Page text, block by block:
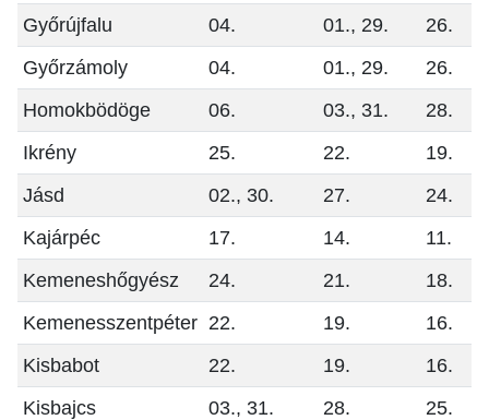
Győrújfalu
04. 01., 29.
26.
Győrzámoly
04. 01., 29.
26.
Homokbödöge
06. 03., 31.
28.
Ikrény
25. 22.
19.
Jásd
02., 30. 27.
24.
Kajárpéc
17. 14.
11.
Kemeneshőgyész
24. 21.
18.
Kemenesszentpéter 22. 19.
16.
Kisbabot
22. 19.
16.
Kisbajcs
03., 31. 28.
25.